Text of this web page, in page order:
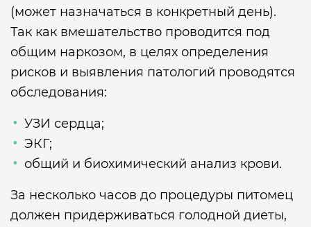
(может назначаться в конкретный день).
Так как вмешательство проводится под
общим наркозом, в целях определения
рисков и выявления патологий проводятся
обследования:
УЗИ сердца;
ЭКГ;
общий и биохимический анализ крови.
За несколько часов до процедуры питомец
должен придерживаться голодной диеты,